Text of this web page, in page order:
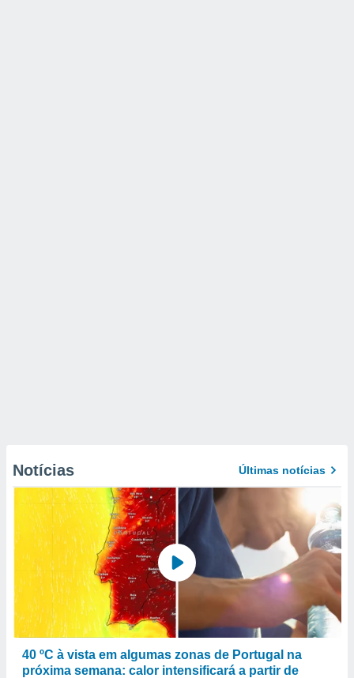
Notícias Últimas notícias
40 ºC à vista em algumas zonas de Portugal na
próxima semana: calor intensificará a partir de